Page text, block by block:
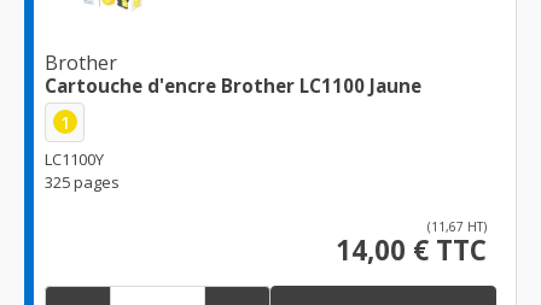
Brother
Cartouche d'encre Brother LC1100 Jaune
1
LC1100Y
325 pages
(11,67 HT)
14,00 € TTC